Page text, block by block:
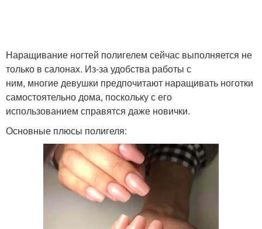
Наращивание ногтей полигелем сейчас выполняется не
только в салонах. Из-за удобства работы с
ним, многие девушки предпочитают наращивать ноготки
самостоятельно дома, поскольку с его
использованием справятся даже новички.
Основные плюсы полигеля: